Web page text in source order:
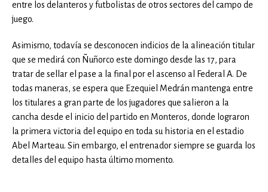
entre los delanteros y futbolistas de otros sectores del campo de
juego.
Asimismo, todavía se desconocen indicios de la alineación titular
que se medirá con Ñuñorco este domingo desde las 17, para
tratar de sellar el pase a la final por el ascenso al Federal A. De
todas maneras, se espera que Ezequiel Medrán mantenga entre
los titulares a gran parte de los jugadores que salieron a la
cancha desde el inicio del partido en Monteros, donde lograron
la primera victoria del equipo en toda su historia en el estadio
Abel Marteau. Sin embargo, el entrenador siempre se guarda los
detalles del equipo hasta último momento.